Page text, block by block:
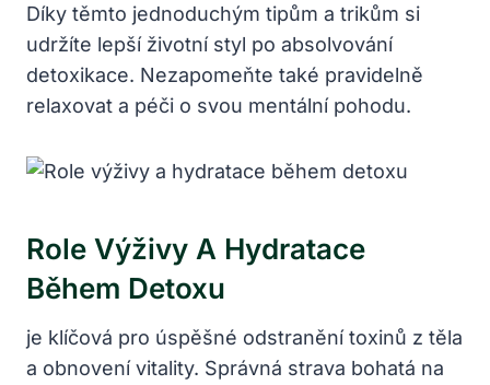
Díky těmto jednoduchým tipům a trikům si
udržíte lepší životní styl po absolvování
detoxikace. Nezapomeňte také pravidelně
relaxovat a péči o svou mentální pohodu.
Role Výživy A Hydratace
Během Detoxu
je klíčová pro úspěšné odstranění toxinů z těla
a obnovení vitality. Správná strava bohatá na